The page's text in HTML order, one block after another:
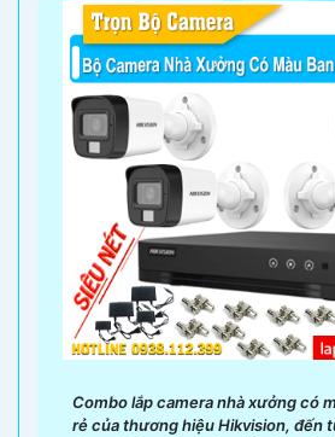
Combo lắp camera nhà xưởng có
rẻ của thương hiệu Hikvision, đến